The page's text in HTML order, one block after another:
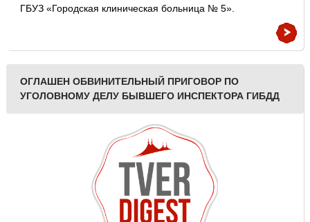
ГБУЗ «Городская клиническая больница № 5».
ОГЛАШЕН ОБВИНИТЕЛЬНЫЙ ПРИГОВОР ПО
УГОЛОВНОМУ ДЕЛУ БЫВШЕГО ИНСПЕКТОРА ГИБДД